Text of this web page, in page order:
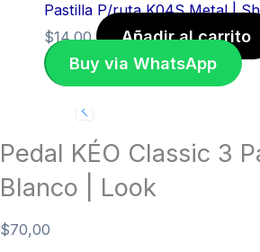
Pastilla P/ruta K04S Metal |
$14,00
Añadir al carrito
Buy via WhatsApp
Pedal KÉO Classic 3
Blanco | Look
$70,00